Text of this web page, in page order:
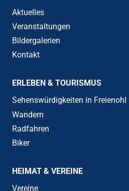
Aktuelles
Veranstaltungen
Bildergalerien
Kontakt
ERLEBEN & TOURISMUS
Sehenswürdigkeiten in Freienohl
Wandern
Radfahren
Biker
HEIMAT & VEREINE
Vereine